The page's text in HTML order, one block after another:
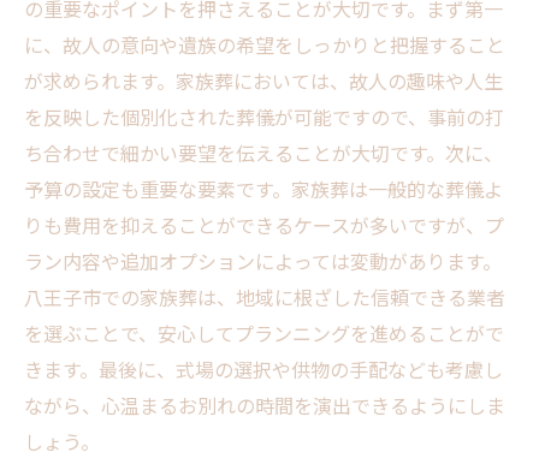
の重要なポイントを押さえることが大切です。まず第一
に、故人の意向や遺族の希望をしっかりと把握すること
が求められます。家族葬においては、故人の趣味や人生
を反映した個別化された葬儀が可能ですので、事前の打
ち合わせで細かい要望を伝えることが大切です。次に、
予算の設定も重要な要素です。家族葬は一般的な葬儀よ
りも費用を抑えることができるケースが多いですが、プ
ラン内容や追加オプションによっては変動があります。
八王子市での家族葬は、地域に根ざした信頼できる業者
を選ぶことで、安心してプランニングを進めることがで
きます。最後に、式場の選択や供物の手配なども考慮し
ながら、心温まるお別れの時間を演出できるようにしま
しょう。